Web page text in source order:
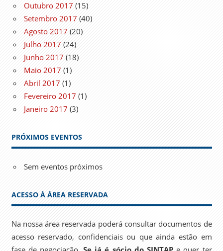
Outubro 2017 (15)
Setembro 2017 (40)
Agosto 2017 (20)
Julho 2017 (24)
Junho 2017 (18)
Maio 2017 (1)
Abril 2017 (1)
Fevereiro 2017 (1)
Janeiro 2017 (3)
PRÓXIMOS EVENTOS
Sem eventos próximos
ACESSO À ÁREA RESERVADA
Na nossa área reservada poderá consultar documentos de
acesso reservado, confidenciais ou que ainda estão em